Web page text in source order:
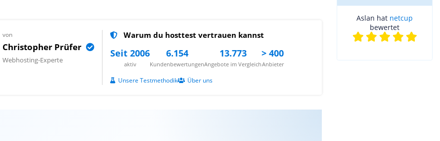
von
Christopher Prüfer
Webhosting-Experte
Warum du hosttest vertrauen kannst
Seit 2006
aktiv
6.154
Kundenbewertungen
13.773
Angebote im Vergleich
> 400
Anbieter
Unsere Testmethodik Über uns
Aslan hat netcup
bewertet